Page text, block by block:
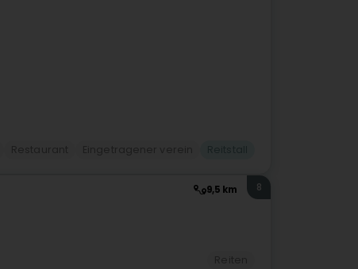
9,5 km 8